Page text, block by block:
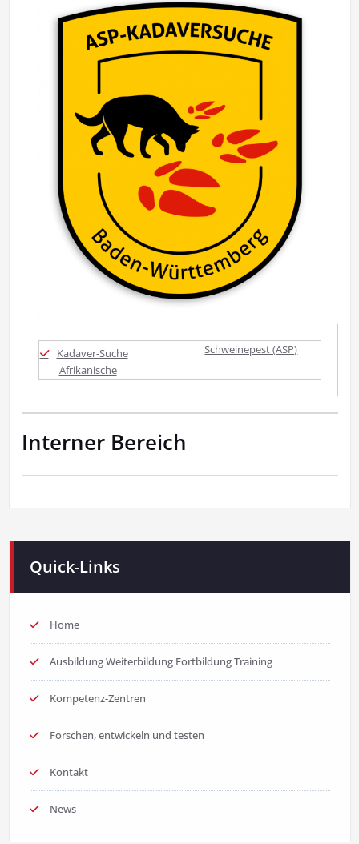
Kadaver-Suche
Afrikanische
Schweinepest (ASP)
Interner Bereich
Quick-Links
Home
Ausbildung Weiterbildung Fortbildung Training
Kompetenz-Zentren
Forschen, entwickeln und testen
Kontakt
News